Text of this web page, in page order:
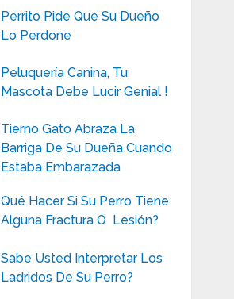
Perrito Pide Que Su Dueño
Lo Perdone
Peluquería Canina, Tu
Mascota Debe Lucir Genial !
Tierno Gato Abraza La
Barriga De Su Dueña Cuando
Estaba Embarazada
Qué Hacer Si Su Perro Tiene
Alguna Fractura O Lesión?
Sabe Usted Interpretar Los
Ladridos De Su Perro?